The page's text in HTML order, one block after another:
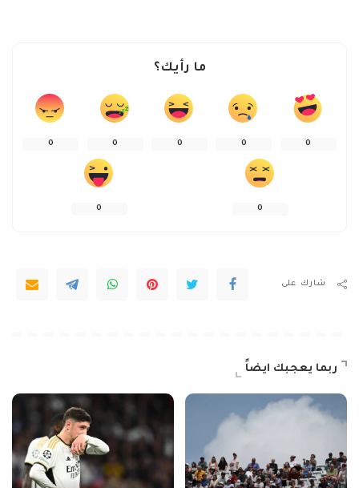
ما رأيك؟
0
0
0
0
0
0
0
شارك على
ربما يعجبك ايضاً